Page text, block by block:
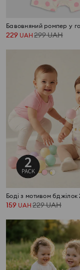
229 UAH 299UAH
Боді з мотивом
159 UAH 229UAH